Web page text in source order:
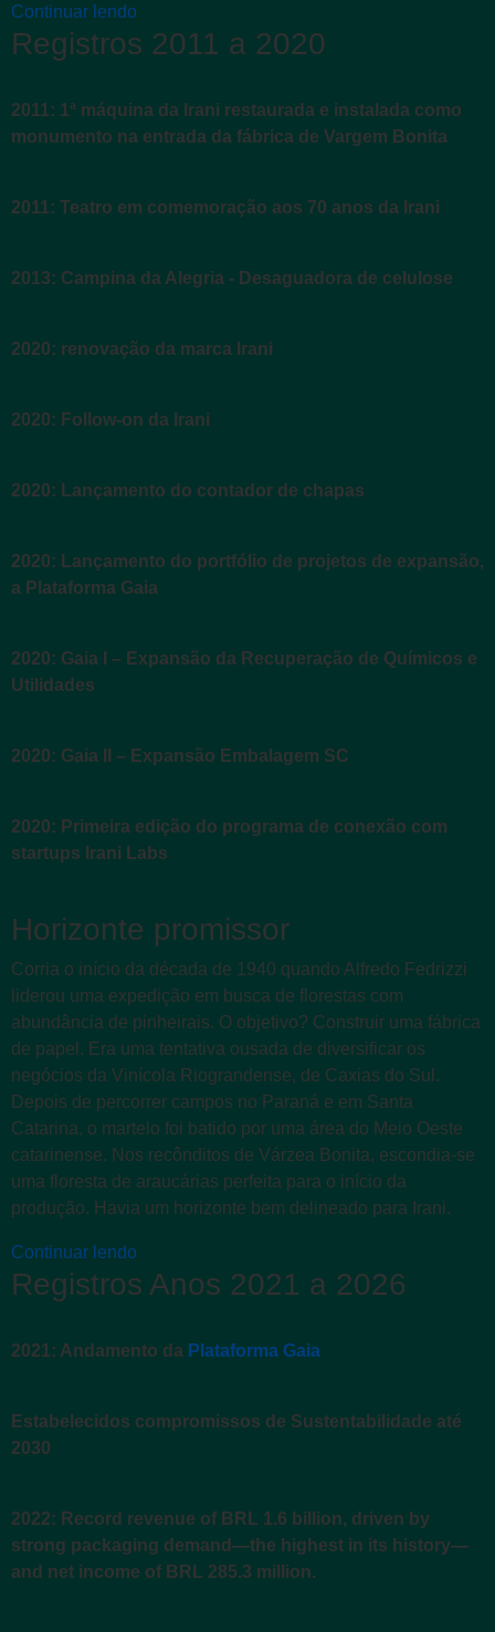
Continuar lendo
Registros 2011 a 2020
2011: 1ª máquina da Irani restaurada e instalada como
monumento na entrada da fábrica de Vargem Bonita
2011: Teatro em comemoração aos 70 anos da Irani
2013: Campina da Alegria - Desaguadora de celulose
2020: renovação da marca Irani
2020: Follow-on da Irani
2020: Lançamento do contador de chapas
2020: Lançamento do portfólio de projetos de expansão,
a Plataforma Gaia
2020: Gaia I – Expansão da Recuperação de Químicos e
Utilidades
2020: Gaia II – Expansão Embalagem SC
2020: Primeira edição do programa de conexão com
startups Irani Labs
Horizonte promissor
Corria o início da década de 1940 quando Alfredo Fedrizzi
liderou uma expedição em busca de florestas com
abundância de pinheirais. O objetivo? Construir uma fábrica
de papel. Era uma tentativa ousada de diversificar os
negócios da Vinícola Riograndense, de Caxias do Sul.
Depois de percorrer campos no Paraná e em Santa
Catarina, o martelo foi batido por uma área do Meio Oeste
catarinense. Nos recônditos de Várzea Bonita, escondia-se
uma floresta de araucárias perfeita para o início da
produção. Havia um horizonte bem delineado para Irani.
Continuar lendo
Registros Anos 2021 a 2026
2021: Andamento da Plataforma Gaia
Estabelecidos compromissos de Sustentabilidade até
2030
2022: Record revenue of BRL 1.6 billion, driven by
strong packaging demand—the highest in its history—
and net income of BRL 285.3 million.